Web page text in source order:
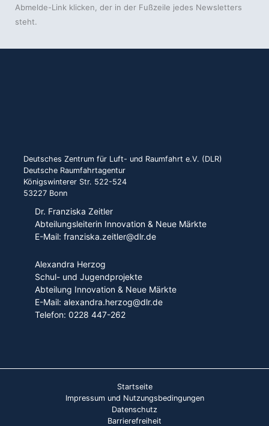
Abmelde-Link klicken, der in der Fußzeile jedes Newsletters
steht.
Deutsches Zentrum für Luft- und Raumfahrt e.V. (DLR)
Deutsche Raumfahrtagentur
Königswinterer Str. 522-524
53227 Bonn
Dr. Franziska Zeitler
Abteilungsleiterin Innovation & Neue Märkte
E-Mail: franziska.zeitler@dlr.de
Alexandra Herzog
Schul- und Jugendprojekte
Abteilung Innovation & Neue Märkte
E-Mail: alexandra.herzog@dlr.de
Telefon: 0228 447-262
Startseite
Impressum und Nutzungsbedingungen
Datenschutz
Barrierefreiheit